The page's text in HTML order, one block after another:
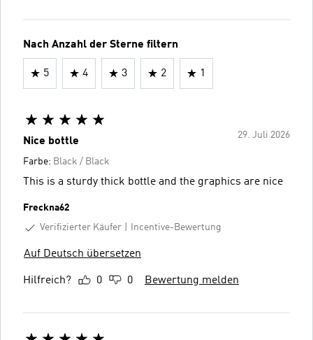
Nach Anzahl der Sterne filtern
5 4 3 2 1
29. Juli 2026
Nice bottle
Farbe: Black / Black
This is a sturdy thick bottle and the graphics are nice
Freckna62
Verifizierter Käufer
Incentive-Bewertung
Auf Deutsch übersetzen
Hilfreich? 0 0 Bewertung melden